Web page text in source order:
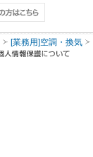
[業務用]空調・換気